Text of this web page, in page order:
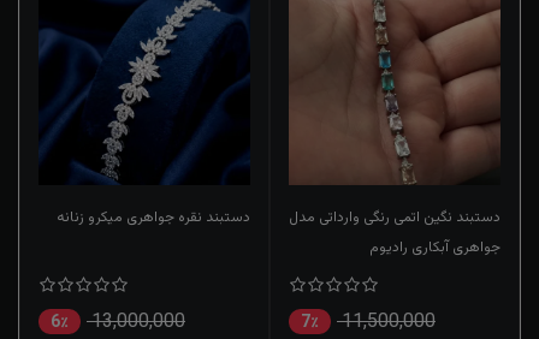
دستبند نگین اتمی رنگی وارداتی مدل
جواهری آبکاری رادیوم
11,500,000 7٪
دستبند نقره جواهری میکرو زنانه
13,000,000 6٪